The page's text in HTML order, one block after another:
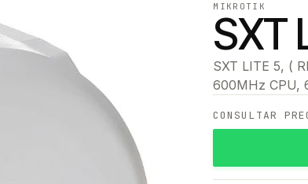
MIKROTIK
SXT
SXT LITE 5, (
600MHz CPU,
CONSULTAR